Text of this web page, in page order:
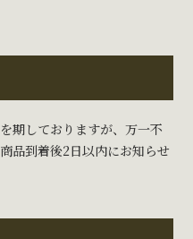
期しておりますが、万一不
品到着後2日以内にお知らせ